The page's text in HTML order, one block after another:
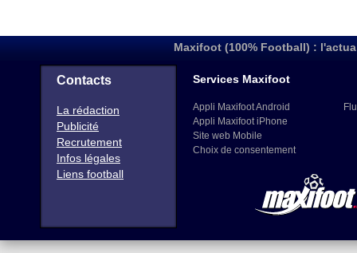
Maxifoot (100% Football) :
Contacts
La rédaction
Publicité
Recrutement
Infos légales
Liens football
Services Maxifoot
Appli Maxifoot Android
Appli Maxifoot iPhone
Site web Mobile
Choix de consentement